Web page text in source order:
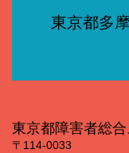
東京都多
東京都障害者総
〒114‐0033